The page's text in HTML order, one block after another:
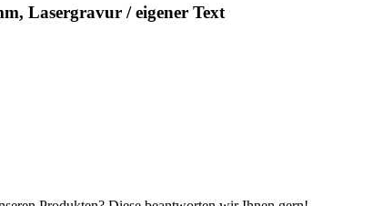
Lasergravur / eigener Text